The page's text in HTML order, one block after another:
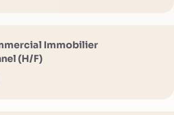
Immobilier
(H/F)